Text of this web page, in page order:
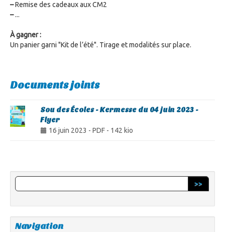
–Remise des cadeaux aux CM2
–...
À gagner :
Un panier garni "Kit de l’été". Tirage et modalités sur place.
Documents joints
Sou des Écoles - Kermesse du 04 juin 2023 -
Flyer
16 juin 2023 - PDF - 142 kio
>>
Navigation